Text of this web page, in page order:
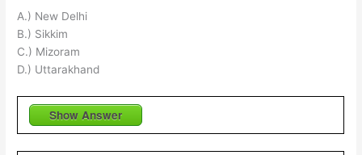
A.) New Delhi
B.) Sikkim
C.) Mizoram
D.) Uttarakhand
Show Answer